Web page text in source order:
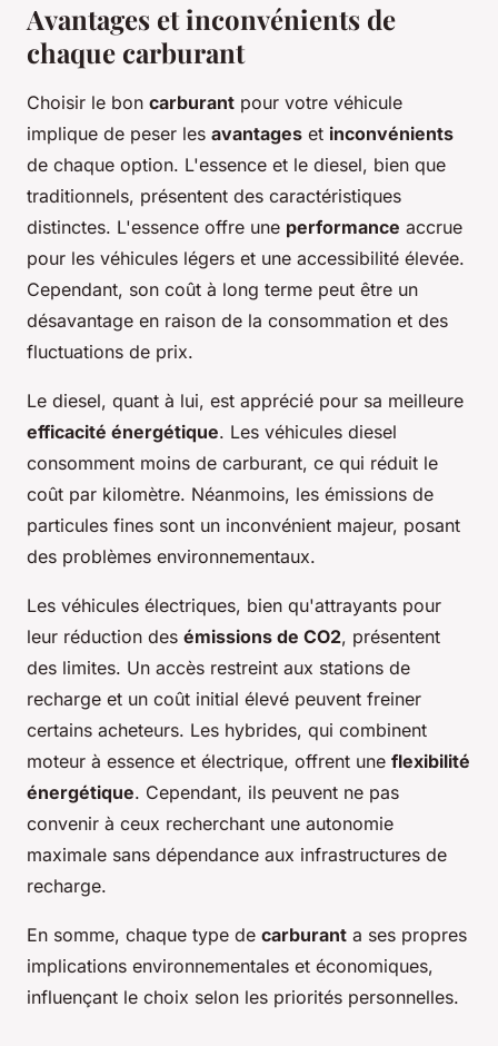
Avantages et inconvénients de
chaque carburant
Choisir le bon carburant pour votre véhicule
implique de peser les avantages et inconvénients
de chaque option. L'essence et le diesel, bien que
traditionnels, présentent des caractéristiques
distinctes. L'essence offre une performance accrue
pour les véhicules légers et une accessibilité élevée.
Cependant, son coût à long terme peut être un
désavantage en raison de la consommation et des
fluctuations de prix.
Le diesel, quant à lui, est apprécié pour sa meilleure
efficacité énergétique. Les véhicules diesel
consomment moins de carburant, ce qui réduit le
coût par kilomètre. Néanmoins, les émissions de
particules fines sont un inconvénient majeur, posant
des problèmes environnementaux.
Les véhicules électriques, bien qu'attrayants pour
leur réduction des émissions de CO2, présentent
des limites. Un accès restreint aux stations de
recharge et un coût initial élevé peuvent freiner
certains acheteurs. Les hybrides, qui combinent
moteur à essence et électrique, offrent une flexibilité
énergétique. Cependant, ils peuvent ne pas
convenir à ceux recherchant une autonomie
maximale sans dépendance aux infrastructures de
recharge.
En somme, chaque type de carburant a ses propres
implications environnementales et économiques,
influençant le choix selon les priorités personnelles.